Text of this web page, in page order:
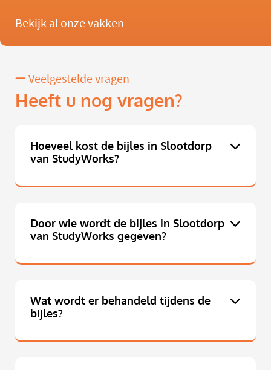
Bekijk al onze vakken
Veelgestelde vragen
Heeft u nog vragen?
Hoeveel kost de bijles in Slootdorp
van StudyWorks?
Door wie wordt de bijles in Slootdorp
van StudyWorks gegeven?
Wat wordt er behandeld tijdens de
bijles?